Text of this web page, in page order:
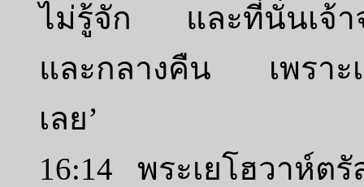
ไม่รู้จัก และที่นั่นเจ้า
และกลางคืน เพราะเ
เลย’
16:14 พระเยโฮวาห์